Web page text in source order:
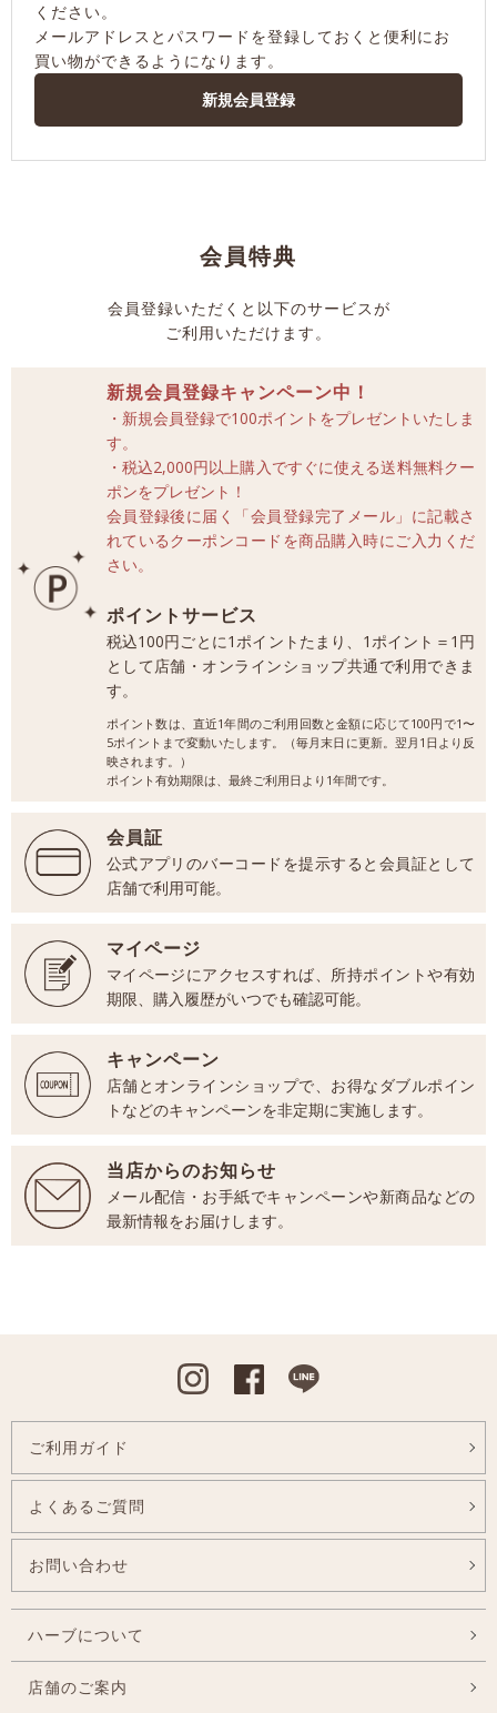
ください。
メールアドレスとパスワードを登録しておくと便利にお
買い物ができるようになります。
会員特典
会員登録いただくと以下のサービスが
ご利用いただけます。
新規会員登録キャンペーン中！
・新規会員登録で100ポイントをプレゼントいたしま
す。
・税込2,000円以上購入ですぐに使える送料無料クー
ポンをプレゼント！
会員登録後に届く「会員登録完了メール」に記載さ
れているクーポンコードを商品購入時にご入力くだ
さい。
ポイントサービス
税込100円ごとに1ポイントたまり、1ポイント＝1円
として店舗・オンラインショップ共通で利用できま
す。
ポイント数は、直近1年間のご利用回数と金額に応じて100円で1〜
5ポイントまで変動いたします。（毎月末日に更新。翌月1日より反
映されます。）
ポイント有効期限は、最終ご利用日より1年間です。
会員証
公式アプリのバーコードを提示すると会員証として
店舗で利用可能。
マイページ
マイページにアクセスすれば、所持ポイントや有効
期限、購入履歴がいつでも確認可能。
キャンペーン
店舗とオンラインショップで、お得なダブルポイン
トなどのキャンペーンを非定期に実施します。
当店からのお知らせ
メール配信・お手紙でキャンペーンや新商品などの
最新情報をお届けします。
Instagram
ご利用ガイド
よくあるご質問
お問い合わせ
ハーブについて
店舗のご案内